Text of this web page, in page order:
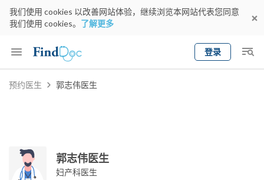
我们使用 cookies 以改善网站体验，继续浏览本网站代表您同意
我们使用 cookies。 了解更多
登录
Keyword
预约医生 郭志伟医生
郭志伟医生
妇产科医生